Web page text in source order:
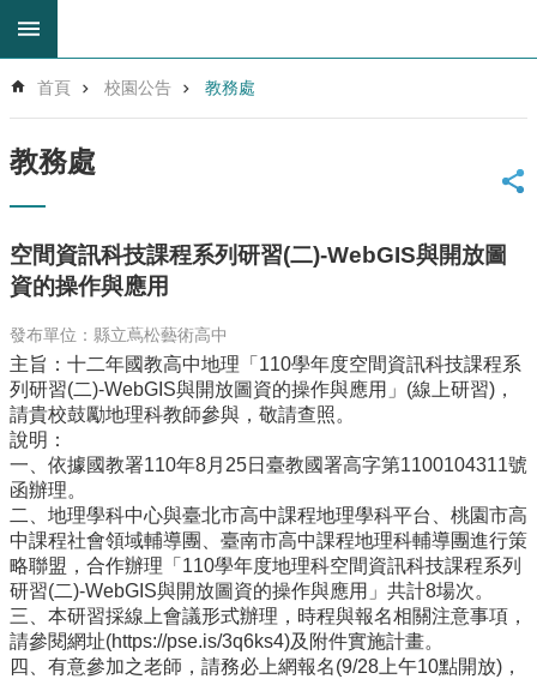
跳到主要內容區塊
階
搜
首
頁
網
站
覽
雲
林
縣
教
育
網
校
網
登
入
平
台
首頁 校園公告 教務處
教務處
空間資訊科技課程系列研習(二)-WebGIS與開放圖
資的操作與應用
發布單位：縣立蔦松藝術高中
主旨：十二年國教高中地理「110學年度空間資訊科技課程系
列研習(二)-WebGIS與開放圖資的操作與應用」(線上研習)，
請貴校鼓勵地理科教師參與，敬請查照。
說明：
一、依據國教署110年8月25日臺教國署高字第1100104311號
函辦理。
二、地理學科中心與臺北市高中課程地理學科平台、桃園市高
中課程社會領域輔導團、臺南市高中課程地理科輔導團進行策
略聯盟，合作辦理「110學年度地理科空間資訊科技課程系列
研習(二)-WebGIS與開放圖資的操作與應用」共計8場次。
三、本研習採線上會議形式辦理，時程與報名相關注意事項，
請參閱網址(https://pse.is/3q6ks4)及附件實施計畫。
四、有意參加之老師，請務必上網報名(9/28上午10點開放)，